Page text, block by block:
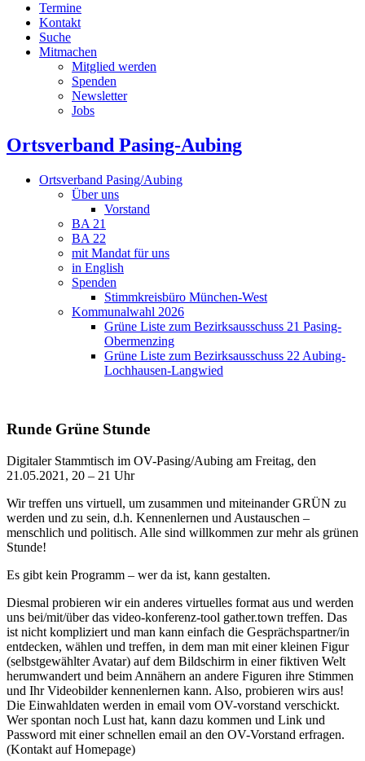
Termine
Kontakt
Suche
Mitmachen
Mitglied werden
Spenden
Newsletter
Jobs
Ortsverband Pasing-Aubing
Ortsverband Pasing/Aubing
Über uns
Vorstand
BA 21
BA 22
mit Mandat für uns
in English
Spenden
Stimmkreisbüro München-West
Kommunalwahl 2026
Grüne Liste zum Bezirksausschuss 21 Pasing-
Obermenzing
Grüne Liste zum Bezirksausschuss 22 Aubing-
Lochhausen-Langwied
Runde Grüne Stunde
Digitaler Stammtisch im OV-Pasing/Aubing am Freitag, den
21.05.2021, 20 – 21 Uhr
Wir treffen uns virtuell, um zusammen und miteinander GRÜN zu
werden und zu sein, d.h. Kennenlernen und Austauschen –
menschlich und politisch. Alle sind willkommen zur mehr als grünen
Stunde!
Es gibt kein Programm – wer da ist, kann gestalten.
Diesmal probieren wir ein anderes virtuelles format aus und werden
uns bei/mit/über das video-konferenz-tool gather.town treffen. Das
ist nicht kompliziert und man kann einfach die Gesprächspartner/in
entdecken, wählen und treffen, in dem man mit einer kleinen Figur
(selbstgewählter Avatar) auf dem Bildschirm in einer fiktiven Welt
herumwandert und beim Annähern an andere Figuren ihre Stimmen
und Ihr Videobilder kennenlernen kann. Also, probieren wirs aus!
Die Einwahldaten werden in email vom OV-vorstand verschickt.
Wer spontan noch Lust hat, kann dazu kommen und Link und
Password mit einer schnellen email an den OV-Vorstand erfragen.
(Kontakt auf Homepage)